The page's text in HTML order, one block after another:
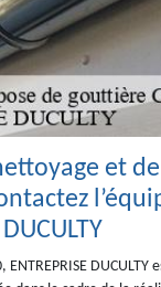
et
DUCULTY